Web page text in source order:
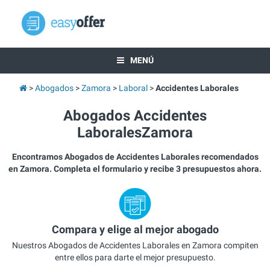
MENÚ
Abogados Zamora Laboral Accidentes Laborales
Abogados Accidentes
LaboralesZamora
Encontramos Abogados de Accidentes Laborales recomendados
en Zamora. Completa el formulario y recibe 3 presupuestos ahora.
Compara y elige al mejor abogado
Nuestros Abogados de Accidentes Laborales en Zamora compiten
entre ellos para darte el mejor presupuesto.